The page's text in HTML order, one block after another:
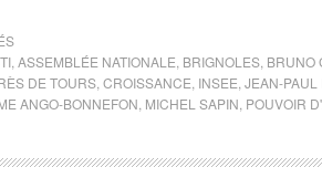
ASSEMBLÉE NATIONALE BRIGNOLES BRUNO
DE TOURS CROISSANCE INSEE JEAN-PAUL
ANGO-BONNEFON MICHEL SAPIN POUVOIR